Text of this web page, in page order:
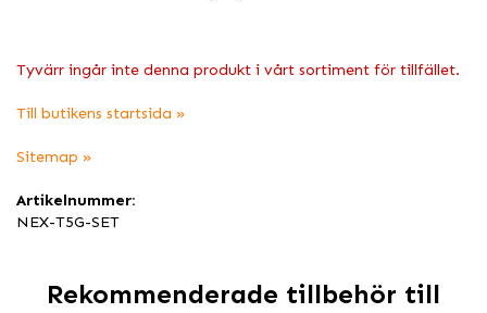
Tyvärr ingår inte denna produkt i vårt sortiment för tillfället.
Till butikens startsida »
Sitemap »
Artikelnummer:
NEX-T5G-SET
Rekommenderade tillbehör till